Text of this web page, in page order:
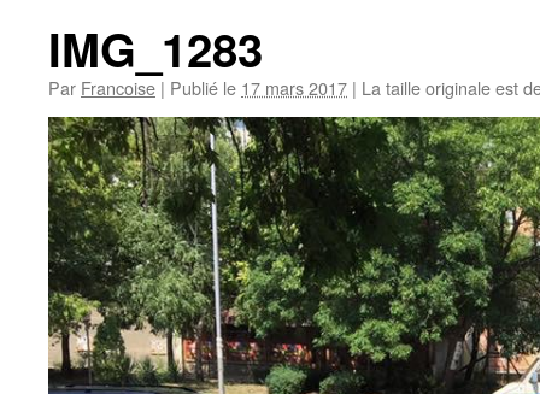
IMG_1283
Par Francoise | Publié le 17 mars 2017 | La taille originale est